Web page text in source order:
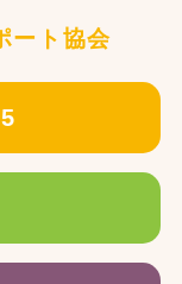
ート協会